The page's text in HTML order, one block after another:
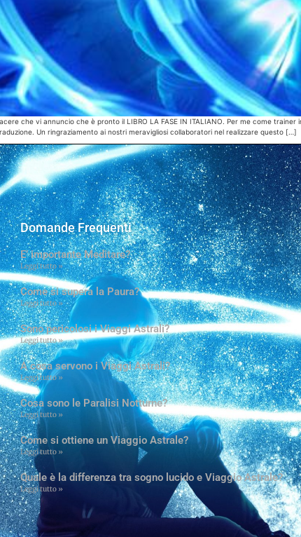
che vi annuncio che è pronto il LIBRO LA FASE IN ITALIANO. Per me come
Un ringraziamento ai nostri meravigliosi collaboratori nel realizzare questo […]
Domande Frequenti
E’ importante Meditare?
Leggi tutto »
Come si supera la Paura?
Leggi tutto »
Sono pericolosi i Viaggi Astrali?
Leggi tutto »
A cosa servono i Viaggi Astrali?
Leggi tutto »
Cosa sono le Paralisi Notturne?
Leggi tutto »
Come si ottiene un Viaggio Astrale?
Leggi tutto »
Quale è la differenza tra sogno lucido e Viaggio Astrale?
Leggi tutto »